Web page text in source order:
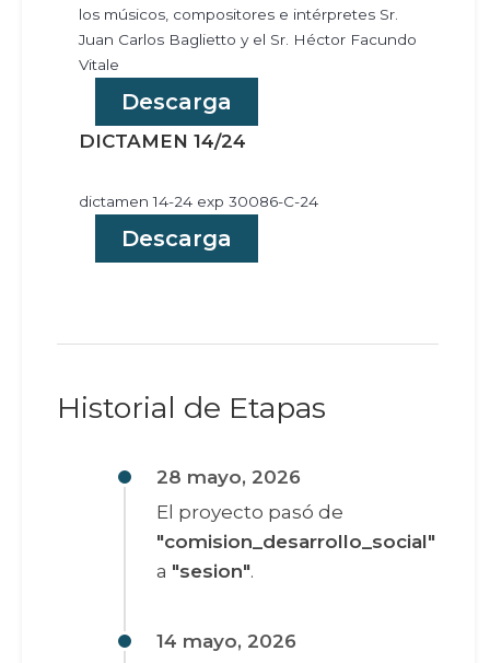
los músicos, compositores e intérpretes Sr.
Juan Carlos Baglietto y el Sr. Héctor Facundo
Vitale
Descarga
DICTAMEN 14/24
dictamen 14-24 exp 30086-C-24
Descarga
Historial de Etapas
28 mayo, 2026
El proyecto pasó de
"comision_desarrollo_social"
a "sesion".
14 mayo, 2026